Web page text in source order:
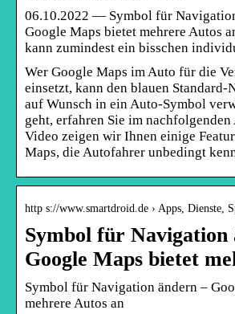
06.10.2022 — Symbol für
Google Maps bietet mehrere Autos
kann zumindest ein bisschen
Wer Google Maps im Auto für die
einsetzt, kann den blauen
auf Wunsch in ein Auto-Symbol
geht, erfahren Sie im
Video zeigen wir Ihnen einige
Maps, die Autofahrer unbedingt
http s://www.smartdroid.de › Apps, Dienste,
Symbol für Navigation
Google Maps bietet
Symbol für Navigation ändern –
mehrere Autos an